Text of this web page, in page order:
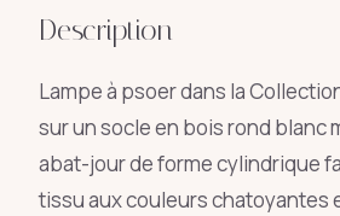
Description
Lampe à psoer dans la
sur un socle en bois rond blanc
abat-jour de forme cylindrique
tissu aux couleurs chatoyantes